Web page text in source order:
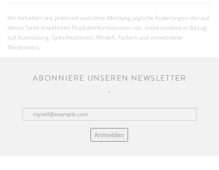
Wir behalten uns jederzeit und ohne Meldung jegliche Änderungen der auf
dieser Seite erwähnten Produktinformationen vor, insbesondere in Bezug
auf Ausrüstung, Spezifikationen, Modell, Farben und verwendete
Materialien.
ABONNIERE UNSEREN NEWSLETTER
Anmelden